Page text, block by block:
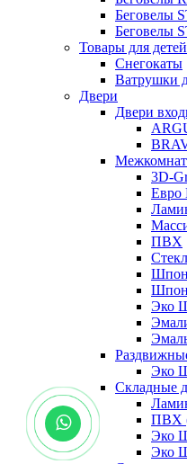
Беговелы
Беговелы
Товары для детей
Снегокаты
Ватрушки
Двери
Двери
3D-
ПВХ
Шпон
Шпон
Эко
Эко
Складные
ПВХ
Эко
Эко